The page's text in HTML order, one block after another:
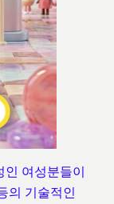
인 여성분들이
의 기술적인